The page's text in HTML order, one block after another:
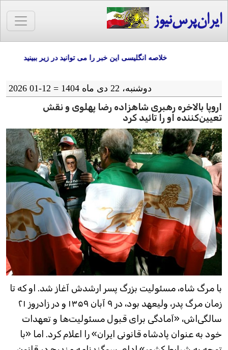
ایران‌پرس‌نیوز
خلاصه انگلیسی این خبر را می توانید در زیر ببینید
دوشنبه، 22 دی ماه 1404 = 12-01 2026
اروپا بالاخره رهبری شاهزاده رضا پهلوی و نقش
تعیین‌‌کننده او را تائید کرد
با مرگ شاه، مسئولیت بزرگ پسر ارشدش آغاز شد. او که تا
زمان مرگ پدر، ولیعهد بود، در ۹ آبان ۱۳۵۹ و در زادروز ۲۱
سالگی‌اش، «آمادگی برای قبول مسئولیت‌ها و تعهدات
خود به عنوان پادشاه قانونی ایران» را اعلام کرد. اما «با